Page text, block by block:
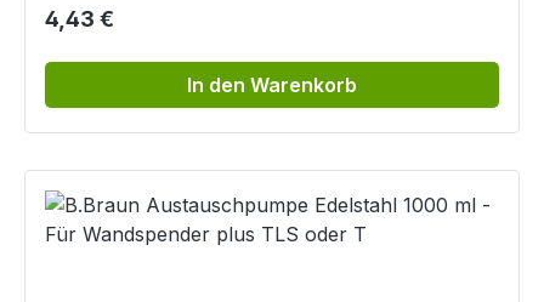
Regulärer Preis:
4,43 €
In den Warenkorb